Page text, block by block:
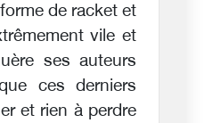
de racket et
vile et
ses auteurs
ces derniers
et rien à perdre